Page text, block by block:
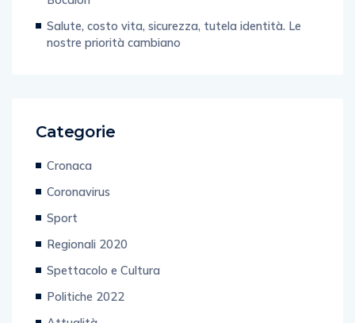
Salute, costo vita, sicurezza, tutela identità. Le
nostre priorità cambiano
Coronavirus
Sport
Regionali 2020
Spettacolo e Cultura
Politiche 2022
Attualità